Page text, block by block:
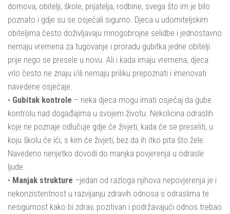
domova, obitelji, škole, prijatelja, rodbine, svega što im je bilo
poznato i gdje su se osjećali sigurno. Djeca u udomiteljskim
obiteljima često doživljavaju mnogobrojne selidbe i jednostavno
nemaju vremena za tugovanje i proradu gubitka jedne obitelji
prije nego se presele u novu. Ali i kada imaju vremena, djeca
vrlo često ne znaju i/ili nemaju priliku prepoznati i imenovati
navedene osjećaje.
• Gubitak kontrole – neka djeca mogu imati osjećaj da gube
kontrolu nad događajima u svojem životu. Nekolicina odraslih
koje ne poznaje odlučuje gdje će živjeti, kada će se preseliti, u
koju školu će ići, s kim će živjeti, bez da ih itko pita što žele.
Navedeno nerijetko dovodi do manjka povjerenja u odrasle
ljude.
• Manjak strukture –jedan od razloga njihova nepovjerenja je i
nekonzistentnost u razvijanju zdravih odnosa s odraslima te
nesigurnost kako bi zdrav, pozitivan i podržavajući odnos trebao